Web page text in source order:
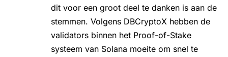
dit voor een groot deel te danken is aan de
stemmen. Volgens DBCryptoX hebben de
validators binnen het Proof-of-Stake
systeem van Solana moeite om snel te